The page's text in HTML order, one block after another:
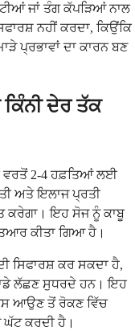
ਜਾਂ ਤੰਗ ਕੱਪੜਿਆਂ ਨਾਲ
ਨਹੀਂ ਕਰਦਾ, ਕਿਉਂਕਿ
ਪ੍ਰਭਾਵਾਂ ਦਾ ਕਾਰਨ ਬਣ
ਦੇਰ ਤੱਕ
ਵਰਤੋਂ 2-4 ਹਫ਼ਤਿਆਂ ਲਈ
ਅਤੇ ਇਲਾਜ ਪ੍ਰਤੀ
ਕਰੇਗਾ। ਇਹ ਸੋਜ ਨੂੰ ਕਾਬੂ
ਕੀਤਾ ਗਿਆ ਹੈ।
ਸਿਫਾਰਸ਼ ਕਰ ਸਕਦਾ ਹੈ,
ਲੱਛਣ ਸੁਧਰਦੇ ਹਨ। ਇਹ
ਆਉਣ ਤੋਂ ਰੋਕਣ ਵਿੱਚ
ਘੱਟ ਕਰਦੀ ਹੈ।